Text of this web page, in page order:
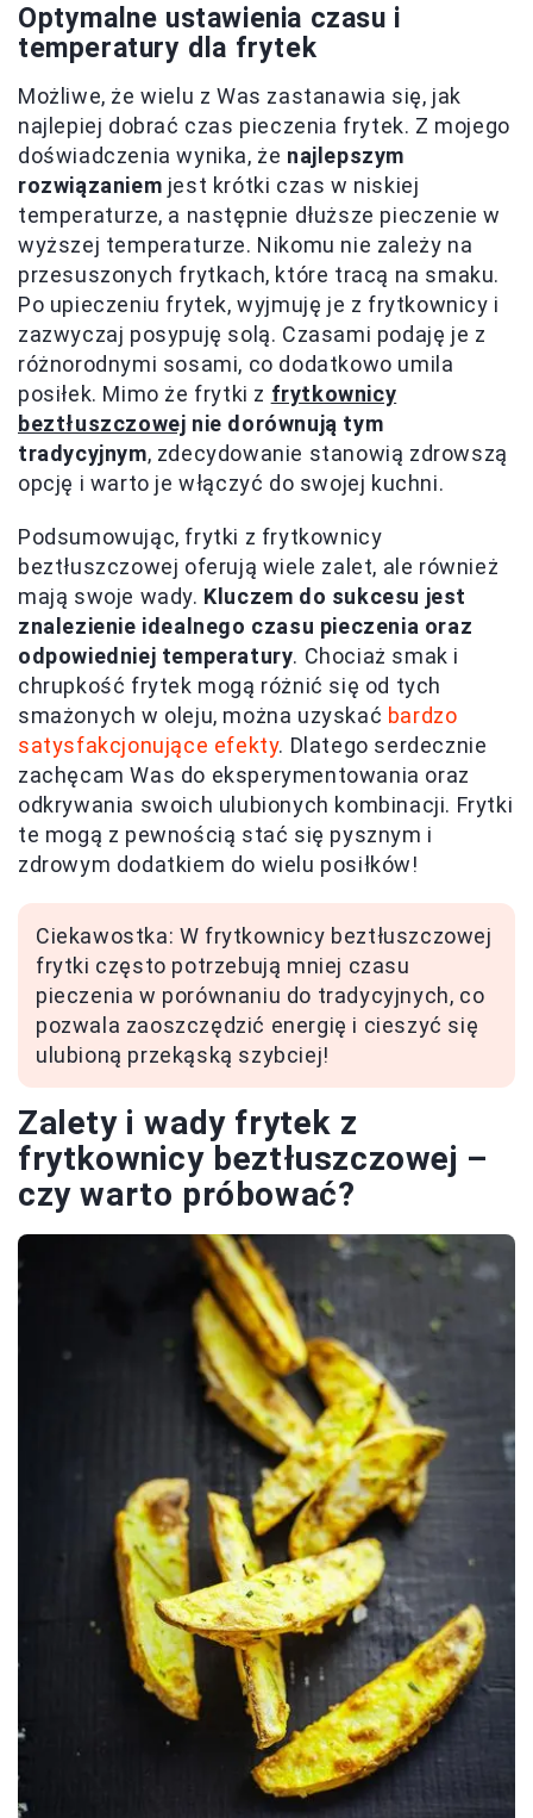
Optymalne ustawienia czasu i
temperatury dla frytek
Możliwe, że wielu z Was zastanawia się, jak
najlepiej dobrać czas pieczenia frytek. Z mojego
doświadczenia wynika, że najlepszym
rozwiązaniem jest krótki czas w niskiej
temperaturze, a następnie dłuższe pieczenie w
wyższej temperaturze. Nikomu nie zależy na
przesuszonych frytkach, które tracą na smaku.
Po upieczeniu frytek, wyjmuję je z frytkownicy i
zazwyczaj posypuję solą. Czasami podaję je z
różnorodnymi sosami, co dodatkowo umila
posiłek. Mimo że frytki z frytkownicy
beztłuszczowej nie dorównują tym
tradycyjnym, zdecydowanie stanowią zdrowszą
opcję i warto je włączyć do swojej kuchni.
Podsumowując, frytki z frytkownicy
beztłuszczowej oferują wiele zalet, ale również
mają swoje wady. Kluczem do sukcesu jest
znalezienie idealnego czasu pieczenia oraz
odpowiedniej temperatury. Chociaż smak i
chrupkość frytek mogą różnić się od tych
smażonych w oleju, można uzyskać bardzo
satysfakcjonujące efekty. Dlatego serdecznie
zachęcam Was do eksperymentowania oraz
odkrywania swoich ulubionych kombinacji. Frytki
te mogą z pewnością stać się pysznym i
zdrowym dodatkiem do wielu posiłków!
Ciekawostka: W frytkownicy beztłuszczowej
frytki często potrzebują mniej czasu
pieczenia w porównaniu do tradycyjnych, co
pozwala zaoszczędzić energię i cieszyć się
ulubioną przekąską szybciej!
Zalety i wady frytek z
frytkownicy beztłuszczowej –
czy warto próbować?